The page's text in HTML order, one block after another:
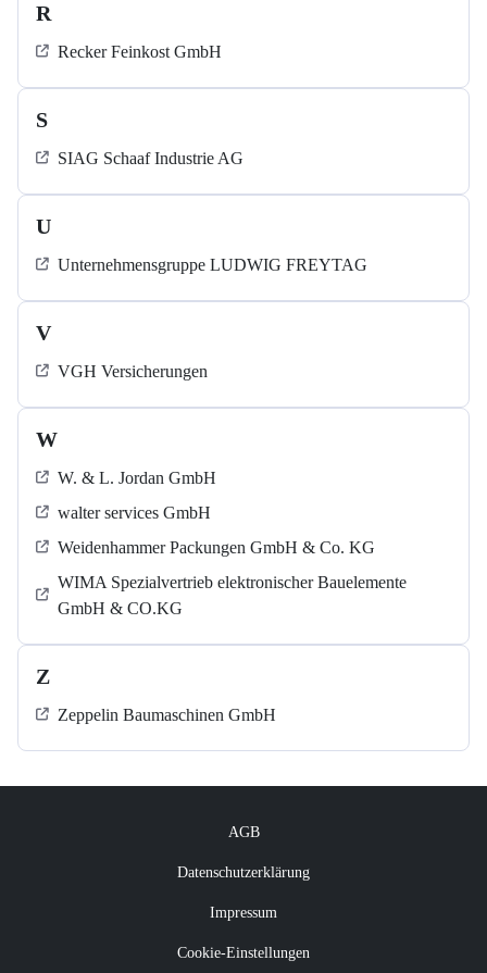
R
Recker Feinkost GmbH
S
SIAG Schaaf Industrie AG
U
Unternehmensgruppe LUDWIG FREYTAG
V
VGH Versicherungen
W
W. & L. Jordan GmbH
walter services GmbH
Weidenhammer Packungen GmbH & Co. KG
WIMA Spezialvertrieb elektronischer Bauelemente
GmbH & CO.KG
Z
Zeppelin Baumaschinen GmbH
AGB
Datenschutzerklärung
Impressum
Cookie-Einstellungen